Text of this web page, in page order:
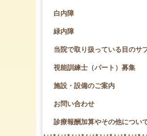
白内障
緑内障
当院で取り扱っている目のサ
視能訓練士（パート）募集
施設・設備のご案内
お問い合わせ
診療報酬加算やその他につい